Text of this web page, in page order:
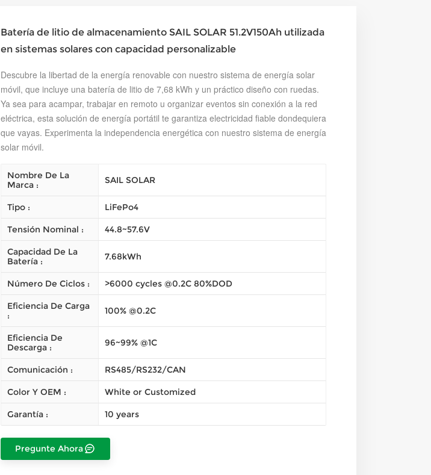
Batería de litio de almacenamiento SAIL SOLAR 51.2V150Ah utilizada
en sistemas solares con capacidad personalizable
Descubre la libertad de la energía renovable con nuestro sistema de energía solar
móvil, que incluye una batería de litio de 7,68 kWh y un práctico diseño con ruedas.
Ya sea para acampar, trabajar en remoto u organizar eventos sin conexión a la red
eléctrica, esta solución de energía portátil te garantiza electricidad fiable dondequiera
que vayas. Experimenta la independencia energética con nuestro sistema de energía
solar móvil.
Nombre De La
Marca :
SAIL SOLAR
Tipo : LiFePo4
Tensión Nominal : 44.8~57.6V
Capacidad De La
Batería :
7.68kWh
Número De Ciclos : >6000 cycles @0.2C 80%DOD
Eficiencia De Carga
:
100% @0.2C
Eficiencia De
Descarga :
96~99% @1C
Comunicación : RS485/RS232/CAN
Color Y OEM : White or Customized
Garantía : 10 years
Pregunte Ahora